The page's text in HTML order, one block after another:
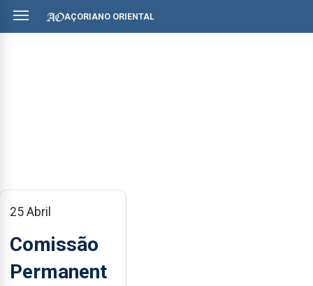
AÇORIANO ORIENTAL
25 Abril
Comissão
Permanent